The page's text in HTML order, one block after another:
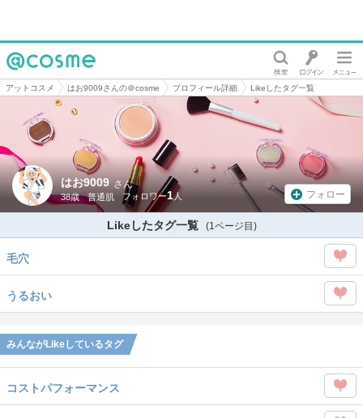
@cosme
アットコスメ はお9009さんの＠cosme プロフィール詳細 Likeしたタグ一覧
はお9009 さん
38歳 普通肌 1 フォロー
Likeしたタグ一覧 (1ページ目)
毛穴
この
タグ
うるおい
この
を
Like
みんながLikeしているタグ
コストパフォーマンス
この